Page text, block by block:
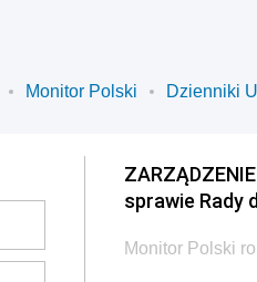
Monitor Polski Dzienniki
sprawie Rady
Monitor Polski